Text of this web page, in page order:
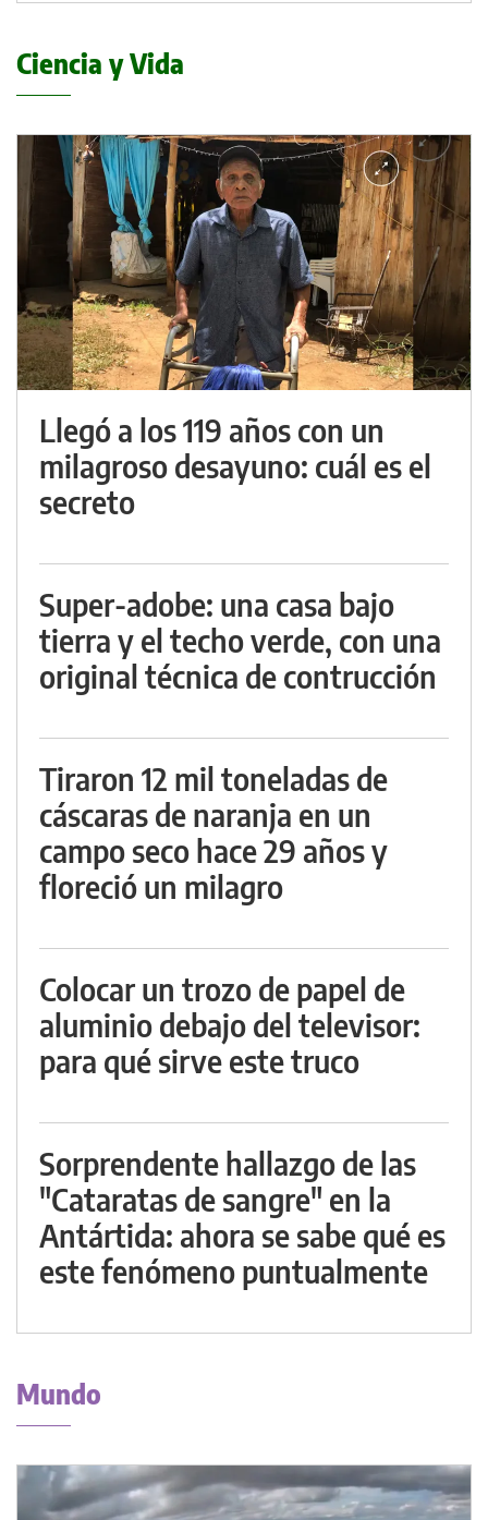
Ciencia y Vida
Llegó a los 119 años con un
milagroso desayuno: cuál es el
secreto
Super-adobe: una casa bajo
tierra y el techo verde, con una
original técnica de contrucción
Tiraron 12 mil toneladas de
cáscaras de naranja en un
campo seco hace 29 años y
floreció un milagro
Colocar un trozo de papel de
aluminio debajo del televisor:
para qué sirve este truco
Sorprendente hallazgo de las
"Cataratas de sangre" en la
Antártida: ahora se sabe qué es
este fenómeno puntualmente
Mundo